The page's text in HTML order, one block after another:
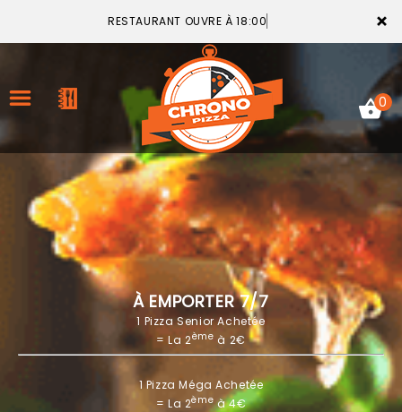
×
RESTAURANT OUVRE À 18:00
ACCUEIL
LA CARTE
VOTRE COMPTE
NOTRE RESTAURANT
VOS AVIS
MENTIONS LÉGALES
0
À EMPORTER 7/7
1 Pizza Senior Achetée
= La 2ème à 2€
1 Pizza Méga Achetée
= La 2èmeà 4€